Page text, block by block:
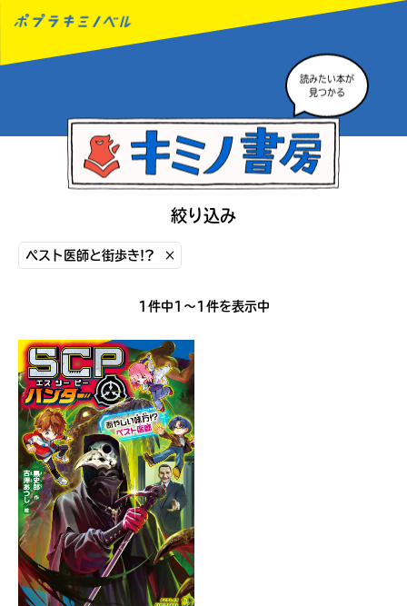
読みたい本が
見つかる
絞り込み
ペスト医師と街歩き!? ×
1件中1〜1件を表示中